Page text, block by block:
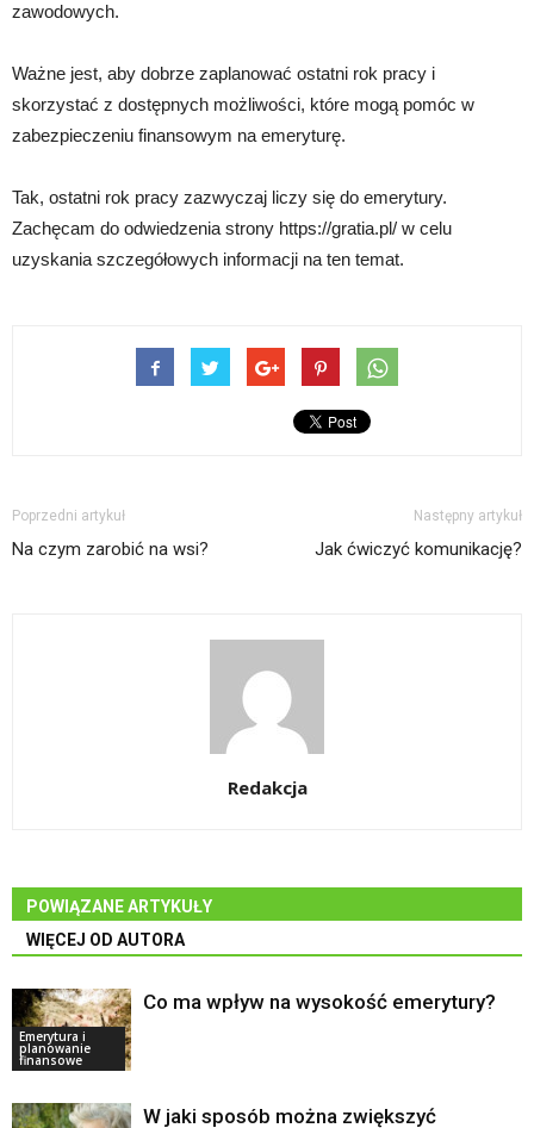
zawodowych.
Ważne jest, aby dobrze zaplanować ostatni rok pracy i
skorzystać z dostępnych możliwości, które mogą pomóc w
zabezpieczeniu finansowym na emeryturę.
Tak, ostatni rok pracy zazwyczaj liczy się do emerytury.
Zachęcam do odwiedzenia strony https://gratia.pl/ w celu
uzyskania szczegółowych informacji na ten temat.
Poprzedni artykuł
Na czym zarobić na wsi?
Następny artykuł
Jak ćwiczyć komunikację?
Redakcja
POWIĄZANE ARTYKUŁY
WIĘCEJ OD AUTORA
Emerytura i
planowanie
finansowe
Co ma wpływ na wysokość emerytury?
W jaki sposób można zwiększyć